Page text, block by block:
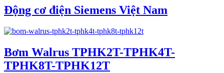
Động cơ điện Siemens Việt Nam
Bơm Walrus TPHK2T-TPHK4T-
TPHK8T-TPHK12T